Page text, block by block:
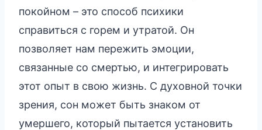
покойном – это способ психики
справиться с горем и утратой. Он
позволяет нам пережить эмоции,
связанные со смертью, и интегрировать
этот опыт в свою жизнь. С духовной точки
зрения, сон может быть знаком от
умершего, который пытается установить